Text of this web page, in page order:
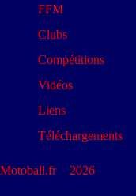
FFM
Clubs
Compétitions
Vidéos
Liens
Téléchargements
Motoball.fr> 2026